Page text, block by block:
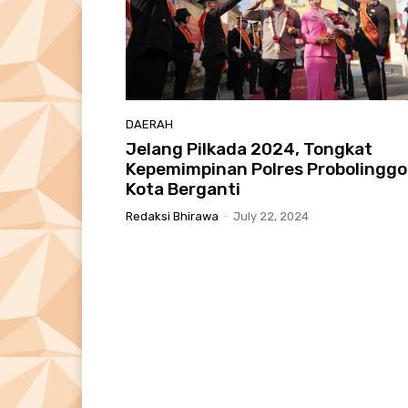
DAERAH
Jelang Pilkada 2024, Tongkat
Kepemimpinan Polres Probolinggo
Kota Berganti
Redaksi Bhirawa - July 22, 2024